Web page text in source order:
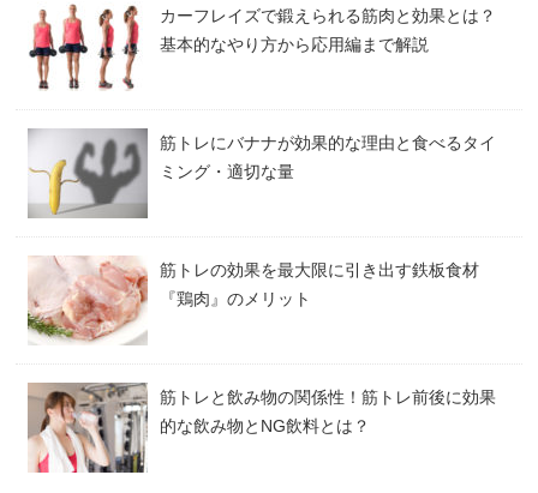
カーフレイズで鍛えられる筋肉と効果とは？
基本的なやり方から応用編まで解説
筋トレにバナナが効果的な理由と食べるタイ
ミング・適切な量
筋トレの効果を最大限に引き出す鉄板食材
『鶏肉』のメリット
筋トレと飲み物の関係性！筋トレ前後に効果
的な飲み物とNG飲料とは？